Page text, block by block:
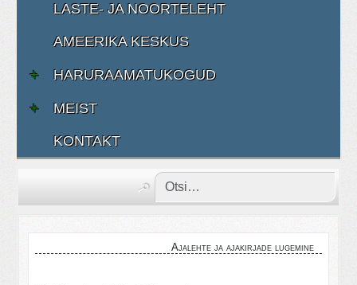
LASTE- JA NOORTELEHT
AMEERIKA KESKUS
HARURAAMATUKOGUD
MEIST
KONTAKT
Ajalehte ja ajakirjade lugemine